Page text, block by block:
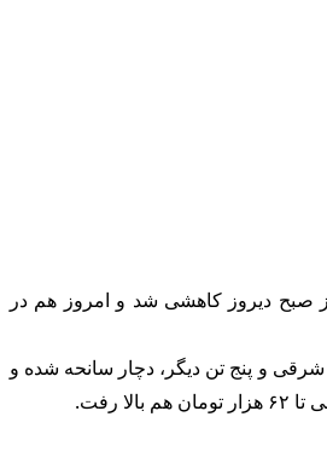
صبح دیروز کاهشی شد و امروز هم در
شرقی و پنج تن دیگر، دچار سانحه شده و